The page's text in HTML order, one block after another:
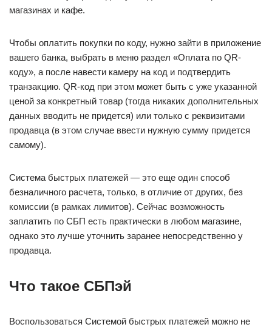
магазинах и кафе.
Чтобы оплатить покупки по коду, нужно зайти в приложение
вашего банка, выбрать в меню раздел «Оплата по QR-
коду», а после навести камеру на код и подтвердить
транзакцию. QR-код при этом может быть с уже указанной
ценой за конкретный товар (тогда никаких дополнительных
данных вводить не придется) или только с реквизитами
продавца (в этом случае ввести нужную сумму придется
самому).
Система быстрых платежей — это еще один способ
безналичного расчета, только, в отличие от других, без
комиссии (в рамках лимитов). Сейчас возможность
заплатить по СБП есть практически в любом магазине,
однако это лучше уточнить заранее непосредственно у
продавца.
Что такое СБПэй
Воспользоваться Системой быстрых платежей можно не